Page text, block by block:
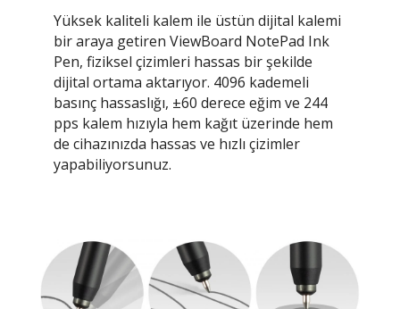
Yüksek kaliteli kalem ile üstün dijital kalemi
bir araya getiren ViewBoard NotePad Ink
Pen, fiziksel çizimleri hassas bir şekilde
dijital ortama aktarıyor. 4096 kademeli
basınç hassaslığı, ±60 derece eğim ve 244
pps kalem hızıyla hem kağıt üzerinde hem
de cihazınızda hassas ve hızlı çizimler
yapabiliyorsunuz.